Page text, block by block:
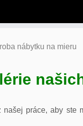
nábytku na mieru
práce, aby